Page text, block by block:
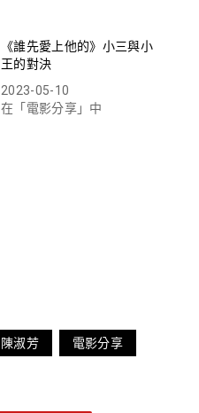
《誰先愛上他的》小三與小
王的對決
2023-05-10
在「電影分享」中
陳淑芳 電影分享